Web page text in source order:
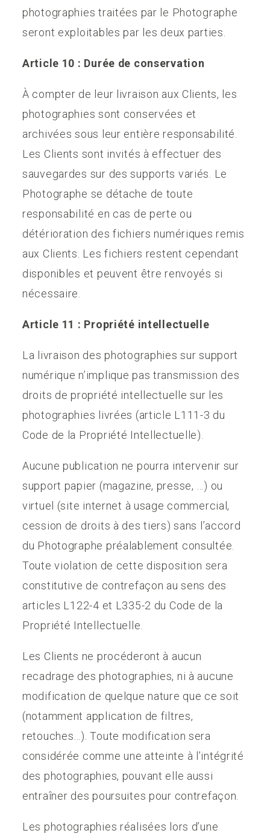
photographies traitées par le Photographe
seront exploitables par les deux parties.
Article 10 : Durée de conservation
À compter de leur livraison aux Clients, les
photographies sont conservées et
archivées sous leur entière responsabilité.
Les Clients sont invités à effectuer des
sauvegardes sur des supports variés. Le
Photographe se détache de toute
responsabilité en cas de perte ou
détérioration des fichiers numériques remis
aux Clients. Les fichiers restent cependant
disponibles et peuvent être renvoyés si
nécessaire.
Article 11 : Propriété intellectuelle
La livraison des photographies sur support
numérique n’implique pas transmission des
droits de propriété intellectuelle sur les
photographies livrées (article L111-3 du
Code de la Propriété Intellectuelle).
Aucune publication ne pourra intervenir sur
support papier (magazine, presse, …) ou
virtuel (site internet à usage commercial,
cession de droits à des tiers) sans l’accord
du Photographe préalablement consultée.
Toute violation de cette disposition sera
constitutive de contrefaçon au sens des
articles L122-4 et L335-2 du Code de la
Propriété Intellectuelle.
Les Clients ne procéderont à aucun
recadrage des photographies, ni à aucune
modification de quelque nature que ce soit
(notamment application de filtres,
retouches…). Toute modification sera
considérée comme une atteinte à l’intégrité
des photographies, pouvant elle aussi
entraîner des poursuites pour contrefaçon.
Les photographies réalisées lors d’une